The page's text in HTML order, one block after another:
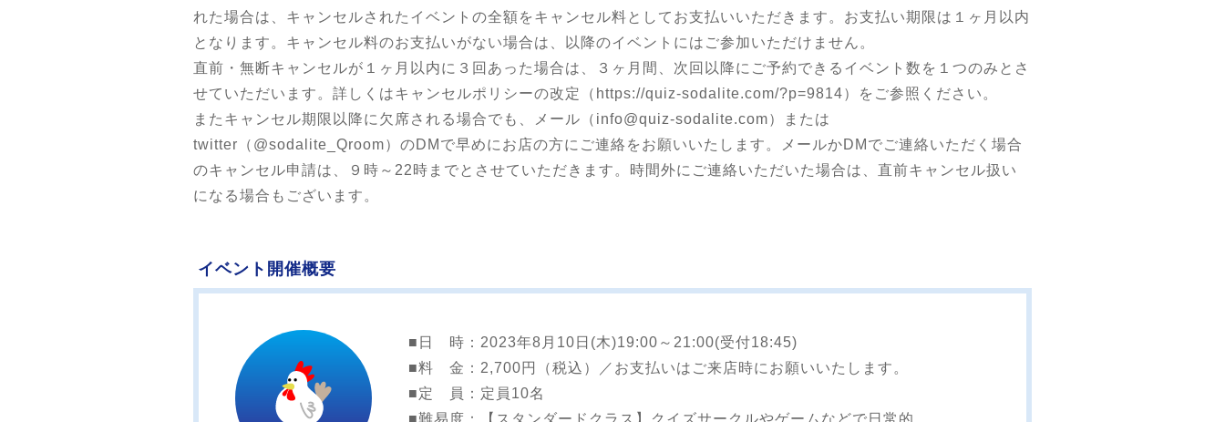
れた場合は、キャンセルされたイベントの全額をキャンセル料としてお支払いいただきます。お支払い期限は１ヶ月以内
となります。キャンセル料のお支払いがない場合は、以降のイベントにはご参加いただけません。
直前・無断キャンセルが１ヶ月以内に３回あった場合は、３ヶ月間、次回以降にご予約できるイベント数を１つのみとさ
せていただいます。詳しくはキャンセルポリシーの改定（ https://quiz-sodalite.com/?p=9814）をご参照ください。
またキャンセル期限以降に欠席される場合でも、メール（info@quiz-sodalite.com）または
twitter（@sodalite_Qroom）のDMで早めにお店の方にご連絡をお願いいたします。メールかDMでご連絡いただく場合
のキャンセル申請は、９時～22時までとさせていただきます。時間外にご連絡いただいた場合は、直前キャンセル扱い
になる場合もございます。
イベント開催概要
■日 時： 2023年8月10日(木)19:00～21:00(受付18:45)
■料 金： 2,700円（税込）／お支払いはご来店時にお願いいたします。
■定 員： 定員10名
■難易度：
【スタンダードクラス】クイズサークルやゲームなどで日常的